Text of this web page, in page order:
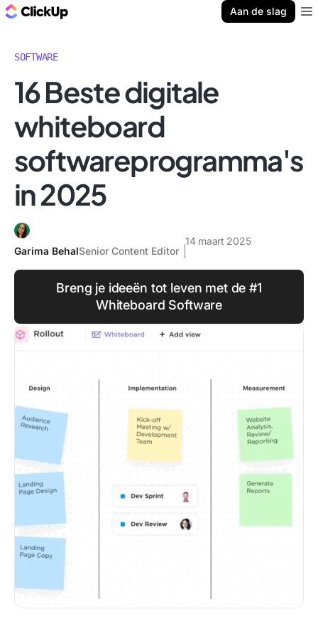
Aan de slag
SOFTWARE
16 Beste digitale
whiteboard
softwareprogramma's
in 2025
Garima BehalSenior Content Editor
14 maart 2025
Breng je ideeën tot leven met de #1
Whiteboard Software